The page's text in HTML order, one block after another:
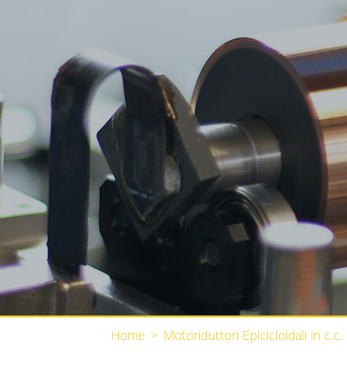
Home > Motoriduttori Epicicloidali in c.c.